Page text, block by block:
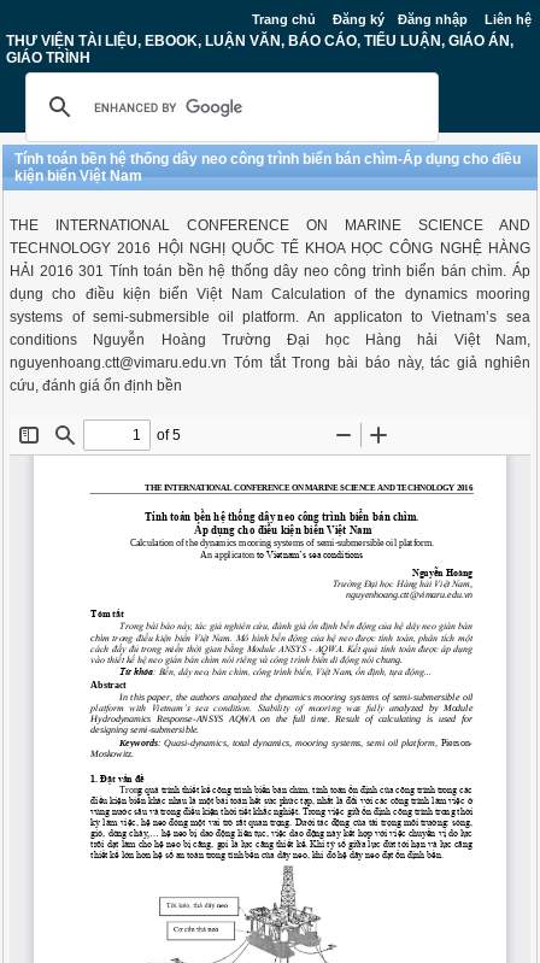
Trang chủ Đăng ký Đăng nhập Liên hệ
THƯ VIỆN TÀI LIỆU, EBOOK, LUẬN VĂN, BÁO CÁO, TIỂU LUẬN, GIÁO ÁN,
GIÁO TRÌNH
Tính toán bền hệ thống dây neo công trình biển bán chìm-Áp dụng cho điều
kiện biển Việt Nam
THE INTERNATIONAL CONFERENCE ON MARINE SCIENCE AND
TECHNOLOGY 2016 HỘI NGHỊ QUỐC TẾ KHOA HỌC CÔNG NGHỆ HÀNG
HẢI 2016 301 Tính toán bền hệ thống dây neo công trình biển bán chìm. Áp
dụng cho điều kiện biển Việt Nam Calculation of the dynamics mooring
systems of semi-submersible oil platform. An applicaton to Vietnam’s sea
conditions Nguyễn Hoàng Trường Đại học Hàng hải Việt Nam,
nguyenhoang.ctt@vimaru.edu.vn Tóm tắt Trong bài báo này, tác giả nghiên
cứu, đánh giá ổn định bền